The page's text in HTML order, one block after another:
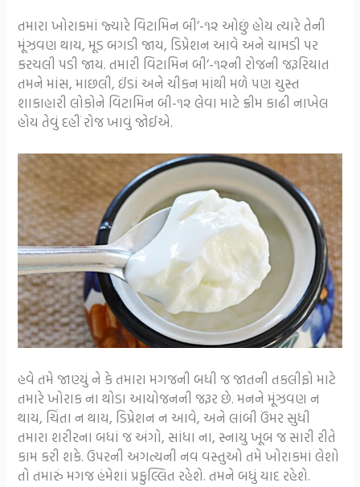
તમારા ખોરાકમાં જ્યારે વિટામિન બી’-૧૨ ઓછું હોય ત્યારે તેની
મૂંઝવણ થાય, મૂડ બગડી જાય, ડિપ્રેશન આવે અને ચામડી પર
કરચલી પડી જાય. તમારી વિટામિન બી’-૧૨ની રોજની જરૂરિયાત
તમને માંસ, માછલી, ઈંડાં અને ચીકન માંથી મળે પણ ચુસ્ત
શાકાહારી લોકોને વિટામિન બી-૧૨ લેવા માટે ક્રીમ કાઢી નાખેલ
હોય તેવું દહીં રોજ ખાવું જોઈએ.
હવે તમે જાણ્યું ને કે તમારા મગજની બધી જ જાતની તકલીફો માટે
તમારે ખોરાક ના થોડા આયોજનની જરૂર છે. મનને મૂંઝવણ ન
થાય, ચિંતા ન થાય, ડિપ્રેશન ન આવે, અને લાંબી ઉંમર સુધી
તમારા શરીરના બધાં જ અંગો, સાંધા ના, સ્નાયુ ખૂબ જ સારી રીતે
કામ કરી શકે. ઉપરની અગત્યની નવ વસ્તુઓ તમે ખોરાકમાં લેશો
તો તમારું મગજ હંમેશાં પ્રફુલ્લિત રહેશે. તમને બધું યાદ રહેશે.